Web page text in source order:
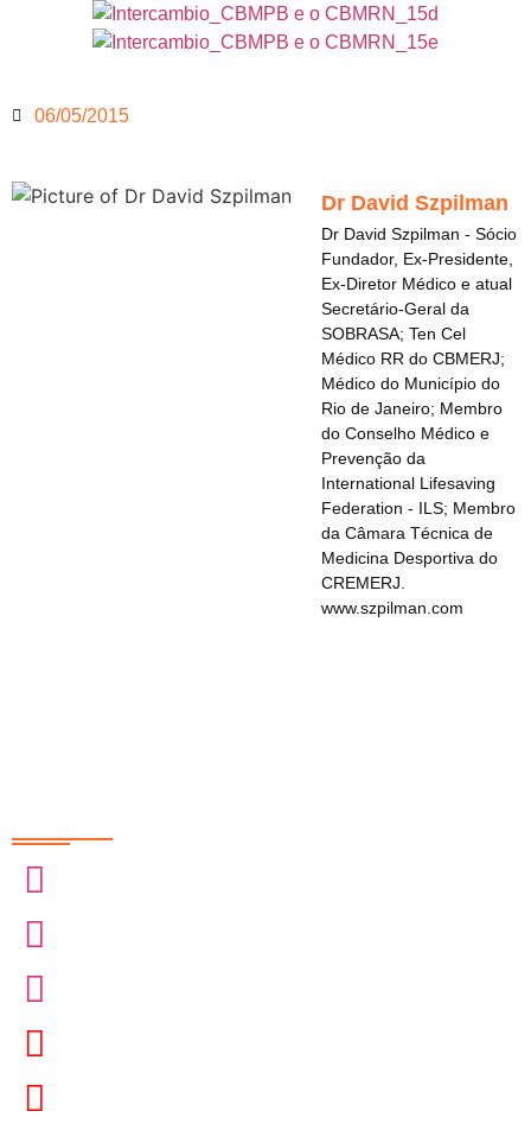
06/05/2015
Dr David Szpilman
Dr David Szpilman - Sócio
Fundador, Ex-Presidente,
Ex-Diretor Médico e atual
Secretário-Geral da
SOBRASA; Ten Cel
Médico RR do CBMERJ;
Médico do Município do
Rio de Janeiro; Membro
do Conselho Médico e
Prevenção da
International Lifesaving
Federation - ILS; Membro
da Câmara Técnica de
Medicina Desportiva do
CREMERJ.
www.szpilman.com